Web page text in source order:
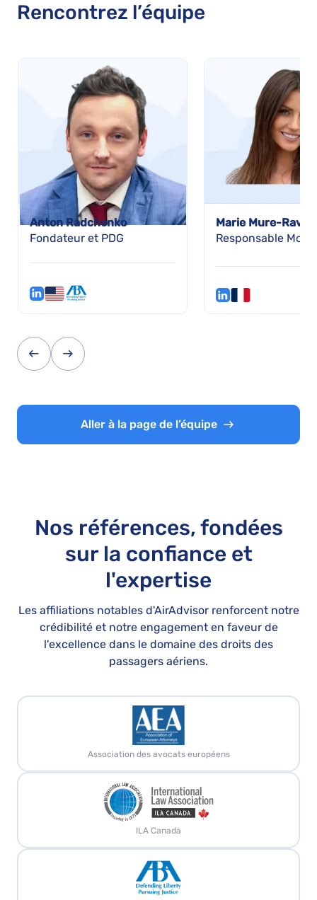
Rencontrez l’équipe
Anton Radchenko
Fondateur et PDG
Marie Mure-
Responsable
Aller à la page de l’équipe
Nos références, fondées
sur la confiance et
l'expertise
Les affiliations notables d'AirAdvisor renforcent notre
crédibilité et notre engagement en faveur de
l'excellence dans le domaine des droits des
passagers aériens.
Association des avocats européens
ILA Canada